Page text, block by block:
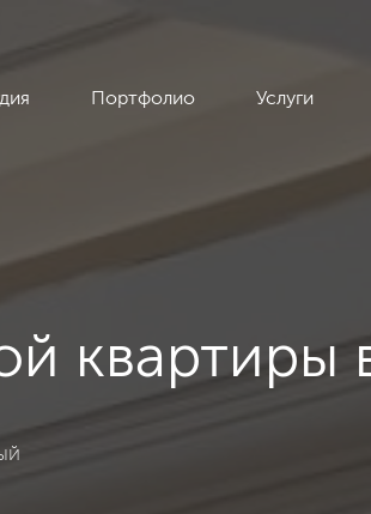
Портфолио Услуги
квартиры